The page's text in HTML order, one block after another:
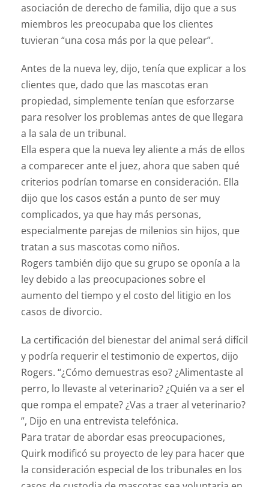
asociación de derecho de familia, dijo que a sus
miembros les preocupaba que los clientes
tuvieran “una cosa más por la que pelear”.
Antes de la nueva ley, dijo, tenía que explicar a los
clientes que, dado que las mascotas eran
propiedad, simplemente tenían que esforzarse
para resolver los problemas antes de que llegara
a la sala de un tribunal.
Ella espera que la nueva ley aliente a más de ellos
a comparecer ante el juez, ahora que saben qué
criterios podrían tomarse en consideración. Ella
dijo que los casos están a punto de ser muy
complicados, ya que hay más personas,
especialmente parejas de milenios sin hijos, que
tratan a sus mascotas como niños.
Rogers también dijo que su grupo se oponía a la
ley debido a las preocupaciones sobre el
aumento del tiempo y el costo del litigio en los
casos de divorcio.
La certificación del bienestar del animal será difícil
y podría requerir el testimonio de expertos, dijo
Rogers. “¿Cómo demuestras eso? ¿Alimentaste al
perro, lo llevaste al veterinario? ¿Quién va a ser el
que rompa el empate? ¿Vas a traer al veterinario?
”, Dijo en una entrevista telefónica.
Para tratar de abordar esas preocupaciones,
Quirk modificó su proyecto de ley para hacer que
la consideración especial de los tribunales en los